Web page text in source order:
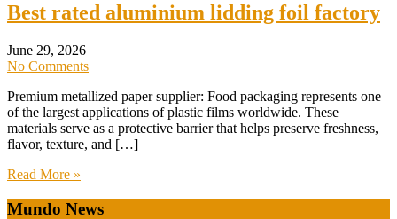
Best rated aluminium lidding foil factory
June 29, 2026
No Comments
Premium metallized paper supplier: Food packaging represents one
of the largest applications of plastic films worldwide. These
materials serve as a protective barrier that helps preserve freshness,
flavor, texture, and […]
Read More »
Mundo News